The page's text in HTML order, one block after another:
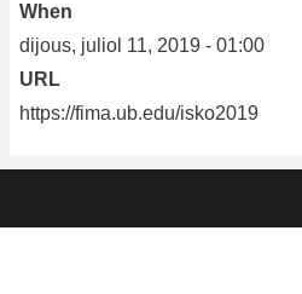
When
dijous, juliol 11, 2019 - 01:00
URL
https://fima.ub.edu/isko2019